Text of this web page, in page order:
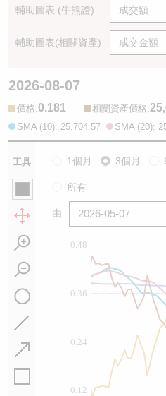
輔助圖表 (牛熊證)
輔助圖表(相關資產)
2026-08-07
價格:0.181 相關資產價格:
SMA (10): 25,704.57 SMA (20):
工具 1個月 3個月
所有
由
0.12
0.24
0.36
0.48